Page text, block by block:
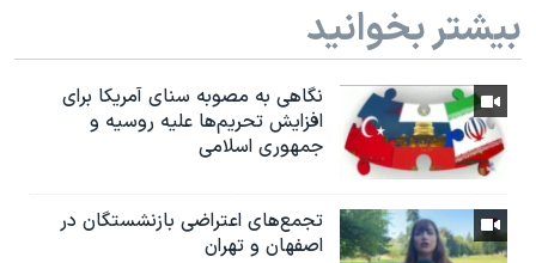
بیشتر بخوانید
نگاهی به مصوبه سنای آمریکا برای
افزایش تحریم‌ها علیه روسیه و
جمهوری اسلامی
تجمع‌های اعتراضی بازنشستگان در
اصفهان و تهران